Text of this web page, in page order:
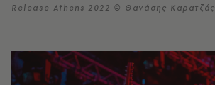
Release Athens 2022 © Θανάσης Καρατζάς